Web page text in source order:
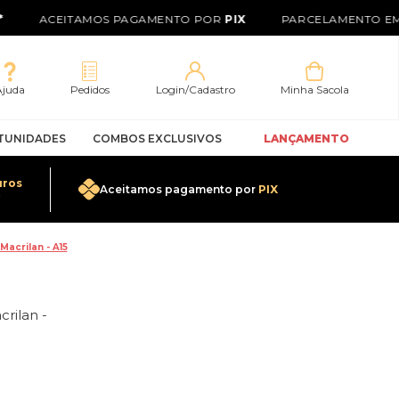
ACEITAMOS PAGAMENTO PORPIX PARCELAMENTO
Pedidos Login/Cadastro Minha Sacola
COMBOS EXCLUSIVOS LANÇAMENTO
Aceitamos pagamento porPIX
- A15
-